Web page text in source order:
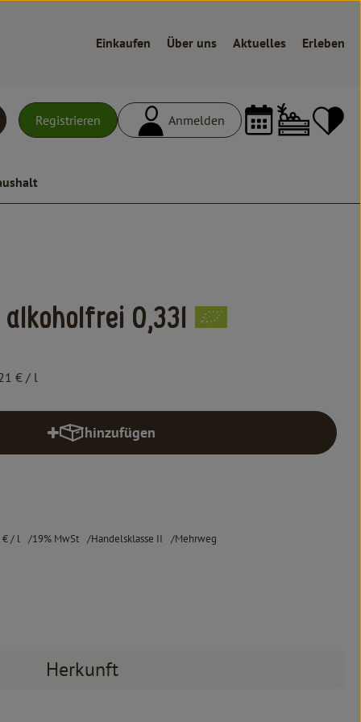
Einkaufen Über uns Aktuelles Erleben
Registrieren Anmelden
alkoholfrei 0,33l
€/ l
hinzufügen
Produkt zum Warenkorb hinzufügen
€/ l 19% MwSt Handelsklasse II Mehrweg
Herkunft